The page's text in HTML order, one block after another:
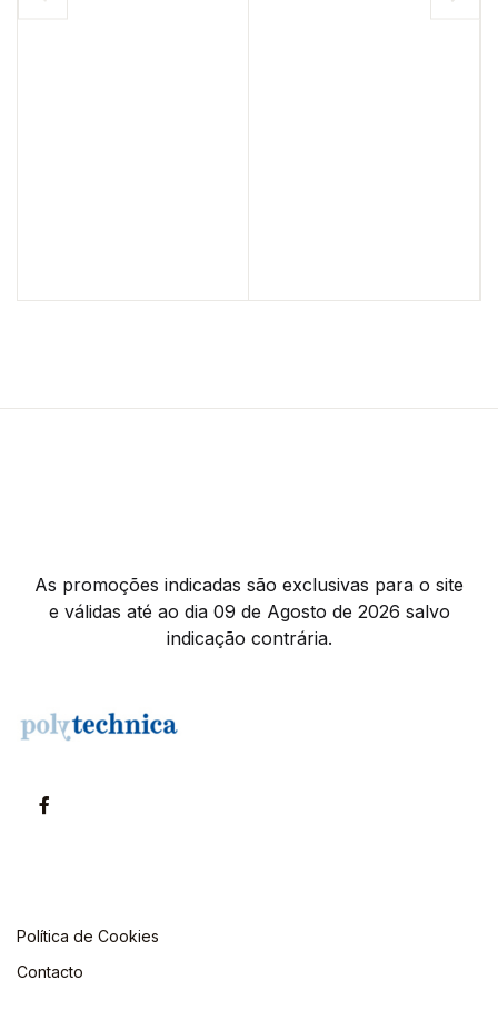
-10%
As promoções indicadas são exclusivas para o site
e válidas até ao dia 09 de Agosto de 2026 salvo
indicação contrária.
Política de Cookies
Contacto